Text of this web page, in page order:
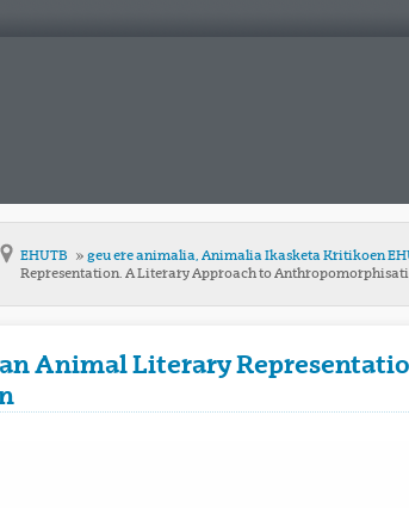
EHUTB geu ere animalia, Animalia Ikasketa Kritikoen
Representation. A Literary Approach to
Animal Literary